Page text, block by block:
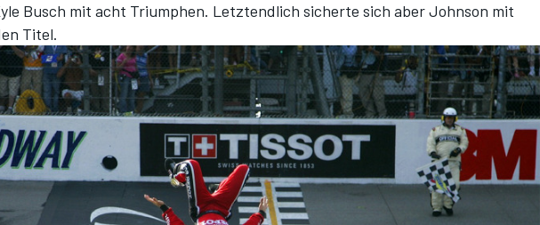
Busch mit acht Triumphen. Letztendlich sicherte sich aber Johnson mit
Titel.